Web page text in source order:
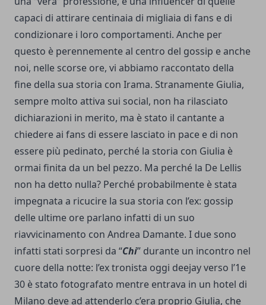
capaci di attirare centinaia di migliaia di fans e di
condizionare i loro comportamenti. Anche per
questo è perennemente al centro del gossip e anche
noi, nelle scorse ore, vi abbiamo raccontato della
fine della sua storia con Irama. Stranamente Giulia,
sempre molto attiva sui social, non ha rilasciato
dichiarazioni in merito, ma è stato il cantante a
chiedere ai fans di essere lasciato in pace e di non
essere più pedinato, perché la storia con Giulia è
ormai finita da un bel pezzo. Ma perché la De Lellis
non ha detto nulla? Perché probabilmente è stata
impegnata a ricucire la sua storia con l’ex: gossip
delle ultime ore parlano infatti di un suo
riavvicinamento con Andrea Damante. I due sono
infatti stati sorpresi da “Chi” durante un incontro nel
cuore della notte: l’ex tronista oggi deejay verso l’1e
30 è stato fotografato mentre entrava in un hotel di
Milano deve ad attenderlo c’era proprio Giulia, che